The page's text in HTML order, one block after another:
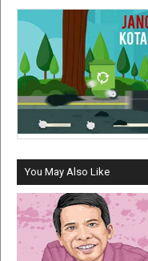
You May Also Like